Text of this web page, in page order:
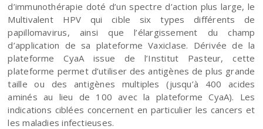
d’immunothérapie doté d’un spectre d’action plus large, le
Multivalent HPV qui cible six types différents de
papillomavirus, ainsi que l’élargissement du champ
d’application de sa plateforme Vaxiclase. Dérivée de la
plateforme CyaA issue de l’Institut Pasteur, cette
plateforme permet d’utiliser des antigènes de plus grande
taille ou des antigènes multiples (jusqu’à 400 acides
aminés au lieu de 100 avec la plateforme CyaA). Les
indications ciblées concernent en particulier les cancers et
les maladies infectieuses.